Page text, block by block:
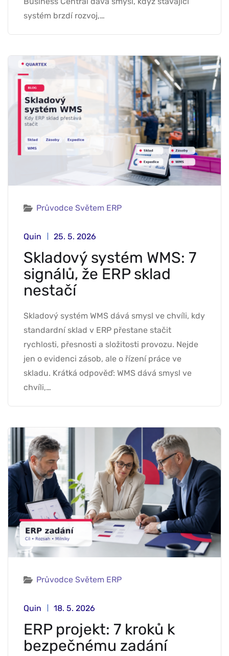
systém brzdí rozvoj,…
Průvodce Světem ERP
Quin 25. 5. 2026
Skladový systém WMS: 7
signálů, že ERP sklad
nestačí
Skladový systém WMS dává smysl ve chvíli, kdy
standardní sklad v ERP přestane stačit
rychlosti, přesnosti a složitosti provozu. Nejde
jen o evidenci zásob, ale o řízení práce ve
skladu. Krátká odpověď: WMS dává smysl ve
chvíli,…
Průvodce Světem ERP
Quin 18. 5. 2026
ERP projekt: 7 kroků k
bezpečnému zadání